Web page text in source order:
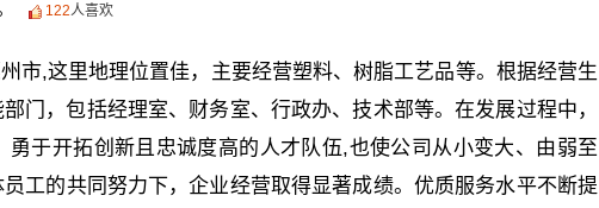
122人喜欢
市,这里地理位置佳，主要经营塑料、树脂工艺品等。根据经营生
门，包括经理室、财务室、行政办、技术部等。在发展过程中，
于开拓创新且忠诚度高的人才队伍,也使公司从小变大、由弱至
工的共同努力下，企业经营取得显著成绩。优质服务水平不断提